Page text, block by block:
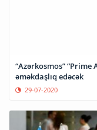
“Azərkosmos”
əməkdaşlıq edəcək
29-07-2020